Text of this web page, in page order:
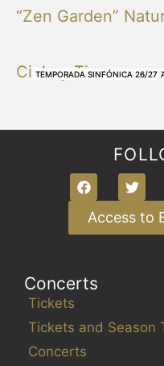
NUESTRAS BANDAS Y
NUESTRAS BANDAS Y
OTRAS MÚSICAS
NUESTRAS BANDAS Y
NUESTRAS BANDAS Y
TEMPORADA SINFÓNICA 26/27
TEMPORADA SINFÓNICA 26/27
“Zen Garden”
TEMPORADA SINFÓNICA 26/27
Cielo y Tierra
TEMPORADA SINFÓNICA 26/27
Access to
Concerts
Tickets
Tickets and Season
Concerts